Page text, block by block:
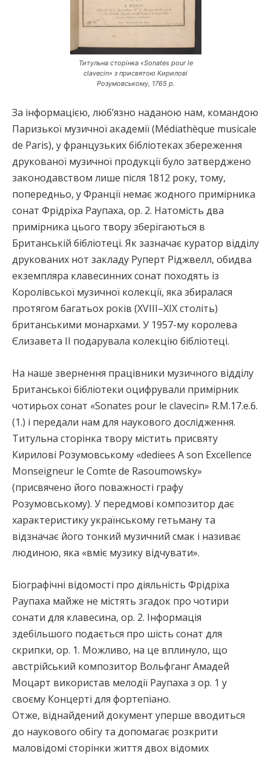
Титульна сторінка «Sonates pour le
clavecin» з присвятою Кирилові
Розумовському, 1765 р.
За інформацією, люб’язно наданою нам, командою
Паризької музичної академії (Médiathèque musicale
de Paris), у французьких бібліотеках збереження
друкованої музичної продукції було затверджено
законодавством лише після 1812 року, тому,
попередньо, у Франції немає жодного примірника
сонат Фрідріха Раупаха, ор. 2. Натомість два
примірника цього твору зберігаються в
Британській бібліотеці. Як зазначає куратор відділу
друкованих нот закладу Руперт Ріджвелл, обидва
екземпляра клавесинних сонат походять із
Королівської музичної колекції, яка збиралася
протягом багатьох років (XVIII–XIX століть)
британськими монархами. У 1957-му королева
Єлизавета ІІ подарувала колекцію бібліотеці.
На наше звернення працівники музичного відділу
Британської бібліотеки оцифрували примірник
чотирьох сонат «Sonates pour le clavecin» R.M.17.e.6.
(1.) і передали нам для наукового дослідження.
Титульна сторінка твору містить присвяту
Кирилові Розумовському «dediees A son Excellence
Monseigneur le Comte de Rasoumowsky»
(присвячено його поважності графу
Розумовському). У передмові композитор дає
характеристику українському гетьману та
відзначає його тонкий музичний смак і називає
людиною, яка «вміє музику відчувати».
Біографічні відомості про діяльність Фрідріха
Раупаха майже не містять згадок про чотири
сонати для клавесина, ор. 2. Інформація
здебільшого подається про шість сонат для
скрипки, ор. 1. Можливо, на це вплинуло, що
австрійський композитор Вольфганг Амадей
Моцарт використав мелодії Раупаха з ор. 1 у
своєму Концерті для фортепіано.
Отже, віднайдений документ уперше вводиться
до наукового обігу та допомагає розкрити
маловідомі сторінки життя двох відомих